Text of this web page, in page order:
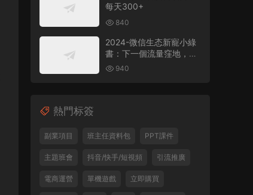
每天300+
840
2024-微信生态新寵小綠
書：下一個流量窪地，粉
絲質量超高，日引
940
熱門标簽
副業項目 班主任資料包 PPT課件
主題班會 抖音/快手/短視頻 引流推廣
電商運營 單機遊戲 立即購買